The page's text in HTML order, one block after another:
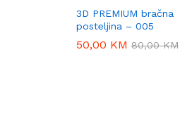
3D PREMIUM bračna
posteljina – 005
50,00 KM 80,00KM
50,00 KM 80,00KM